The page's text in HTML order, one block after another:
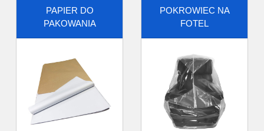
PAPIER DO
PAKOWANIA
POKROWIEC NA
FOTEL